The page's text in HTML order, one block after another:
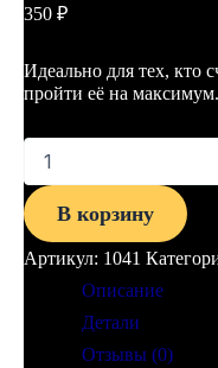
350 ₽
Идеально для тех, кто
пройти её на максимум.
В корзину
Артикул: 1041
Описание
Детали
Отзывы (0)